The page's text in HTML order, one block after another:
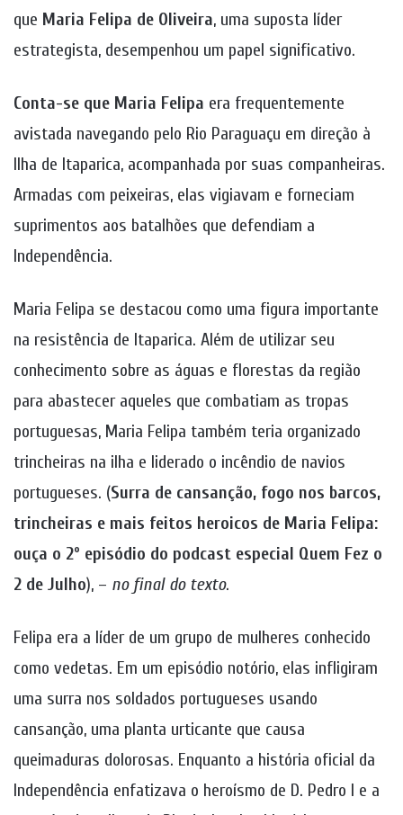
que Maria Felipa de Oliveira, uma suposta líder
estrategista, desempenhou um papel significativo.
Conta-se que Maria Felipa era frequentemente
avistada navegando pelo Rio Paraguaçu em direção à
Ilha de Itaparica, acompanhada por suas companheiras.
Armadas com peixeiras, elas vigiavam e forneciam
suprimentos aos batalhões que defendiam a
Independência.
Maria Felipa se destacou como uma figura importante
na resistência de Itaparica. Além de utilizar seu
conhecimento sobre as águas e florestas da região
para abastecer aqueles que combatiam as tropas
portuguesas, Maria Felipa também teria organizado
trincheiras na ilha e liderado o incêndio de navios
portugueses. (Surra de cansanção, fogo nos barcos,
trincheiras e mais feitos heroicos de Maria Felipa:
ouça o 2º episódio do podcast especial Quem Fez o
2 de Julho), – no final do texto.
Felipa era a líder de um grupo de mulheres conhecido
como vedetas. Em um episódio notório, elas infligiram
uma surra nos soldados portugueses usando
cansanção, uma planta urticante que causa
queimaduras dolorosas. Enquanto a história oficial da
Independência enfatizava o heroísmo de D. Pedro I e a